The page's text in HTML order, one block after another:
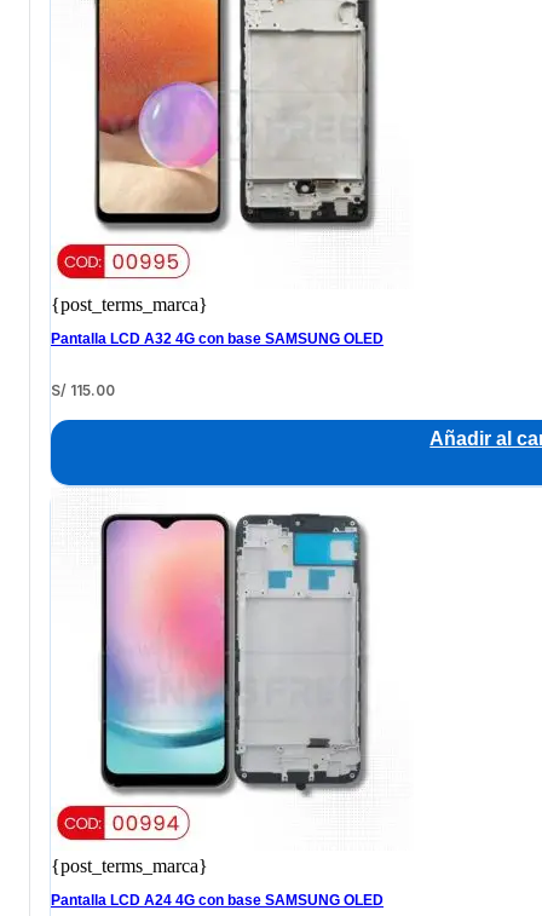
{post_terms_marca}
Pantalla LCD A32 4G con base SAMSUNG OLED
S/ 115.00
Añadir al
{post_terms_marca}
Pantalla LCD A24 4G con base SAMSUNG OLED